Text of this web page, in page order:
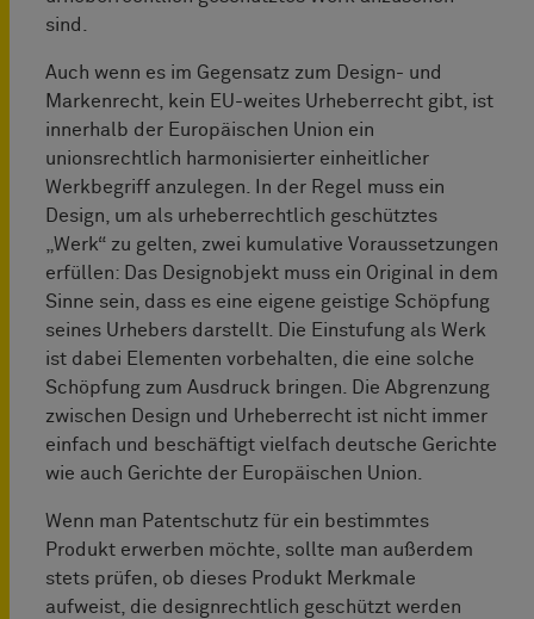
sind.
Auch wenn es im Gegensatz zum Design- und
Markenrecht, kein EU-weites Urheberrecht gibt, ist
innerhalb der Europäischen Union ein
unionsrechtlich harmonisierter einheitlicher
Werkbegriff anzulegen. In der Regel muss ein
Design, um als urheberrechtlich geschütztes
„Werk“ zu gelten, zwei kumulative Voraussetzungen
erfüllen: Das Designobjekt muss ein Original in dem
Sinne sein, dass es eine eigene geistige Schöpfung
seines Urhebers darstellt. Die Einstufung als Werk
ist dabei Elementen vorbehalten, die eine solche
Schöpfung zum Ausdruck bringen. Die Abgrenzung
zwischen Design und Urheberrecht ist nicht immer
einfach und beschäftigt vielfach deutsche Gerichte
wie auch Gerichte der Europäischen Union.
Wenn man Patentschutz für ein bestimmtes
Produkt erwerben möchte, sollte man außerdem
stets prüfen, ob dieses Produkt Merkmale
aufweist, die designrechtlich geschützt werden